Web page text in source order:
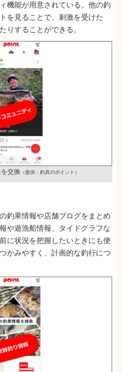
機能が用意されている。他の釣
を見ることで、刺激を受けた
りすることができる。
交換 （提供：釣具のポイント）
釣果情報や店舗ブログをまとめ
や遊漁船情報、タイドグラフな
に状況を把握したいときにも便
かみやすく、計画的な釣行につ